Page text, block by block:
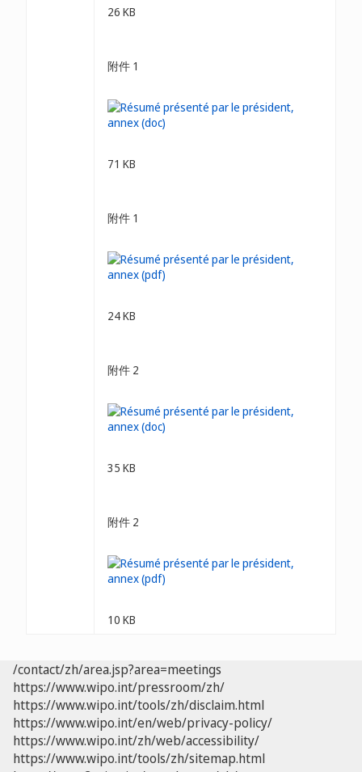
26 KB
附件 1
71 KB
附件 1
24 KB
附件 2
35 KB
附件 2
10 KB
/contact/zh/area.jsp?area=meetings
https://www.wipo.int/pressroom/zh/
https://www.wipo.int/tools/zh/disclaim.html
https://www.wipo.int/en/web/privacy-policy/
https://www.wipo.int/zh/web/accessibility/
https://www.wipo.int/tools/zh/sitemap.html